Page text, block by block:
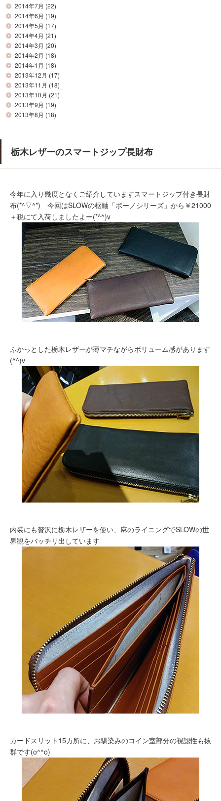
2014年7月 (22)
2014年6月 (19)
2014年5月 (17)
2014年4月 (21)
2014年3月 (20)
2014年2月 (18)
2014年1月 (18)
2013年12月 (17)
2013年11月 (18)
2013年10月 (21)
2013年9月 (19)
2013年8月 (18)
栃木レザーのスマートジップ長財布
今年に入り幾度となくご紹介していますスマートジップ付き長財
布(*^▽^*) 今回はSLOWの枢軸「ボーノシリーズ」から￥21000
＋税にて入荷しましたよー(*^^)v
ふかっとした栃木レザーが薄マチながらボリューム感があります
(^^)v
内装にも贅沢に栃木レザーを使い、麻のライニングでSLOWの世
界観をバッチリ出しています
カードスリット15カ所に、お馴染みのコイン室部分の視認性も抜
群です(o^^o)